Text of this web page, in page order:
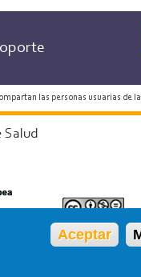
las personas usuarias de
Salud
Aceptar